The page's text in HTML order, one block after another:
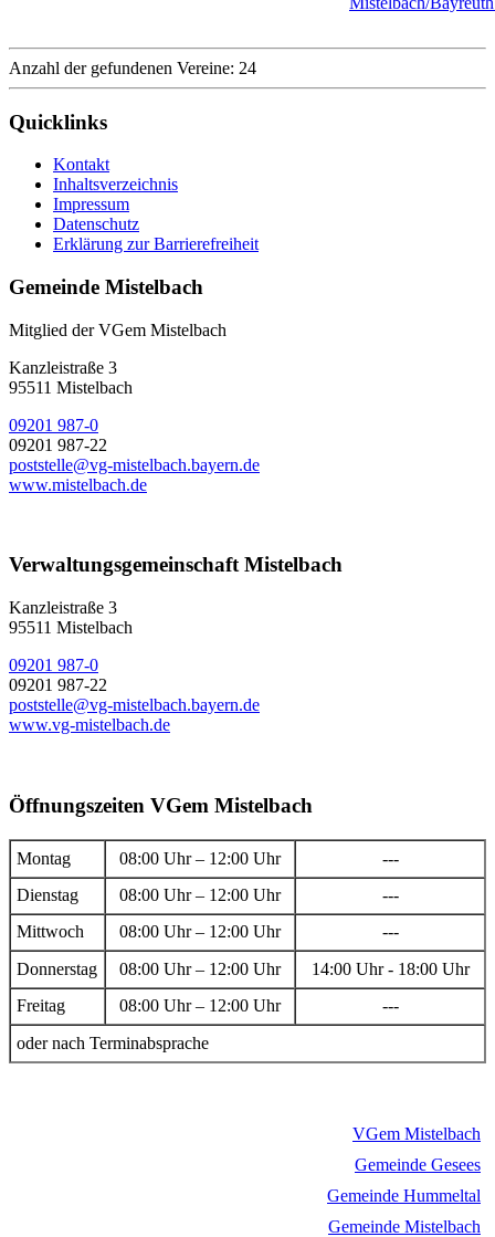
Anzahl der gefundenen Vereine: 24
Quicklinks
Kontakt
Inhaltsverzeichnis
Impressum
Datenschutz
Erklärung zur Barrierefreiheit
Gemeinde Mistelbach
Mitglied der VGem Mistelbach
Kanzleistraße 3
95511 Mistelbach
09201 987-0
09201 987-22
poststelle@vg-mistelbach.bayern.de
www.mistelbach.de
Verwaltungsgemeinschaft Mistelbach
Kanzleistraße 3
95511 Mistelbach
09201 987-0
09201 987-22
poststelle@vg-mistelbach.bayern.de
www.vg-mistelbach.de
Öffnungszeiten VGem Mistelbach
Montag 08:00 Uhr – 12:00 Uhr
---
Dienstag
08:00 Uhr – 12:00 Uhr
---
Mittwoch
08:00 Uhr – 12:00 Uhr
---
Donnerstag
08:00 Uhr – 12:00 Uhr
14:00 Uhr - 18:00 Uhr
Freitag
08:00 Uhr – 12:00 Uhr
---
oder nach Terminabsprache
VGem Mistelbach
Gemeinde Gesees
Gemeinde Hummeltal
Gemeinde Mistelbach